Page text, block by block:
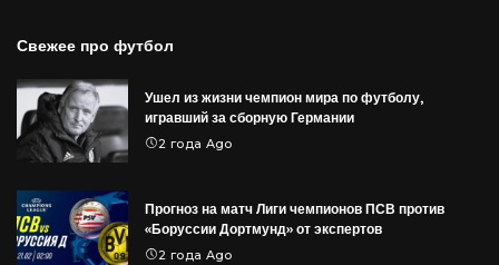
Свежее про футбол
Ушел из жизни чемпион мира по футболу,
игравший за сборную Германии
2 года Ago
Прогноз на матч Лиги чемпионов ПСВ против
«Боруссии Дортмунд» от экспертов
2 года Ago